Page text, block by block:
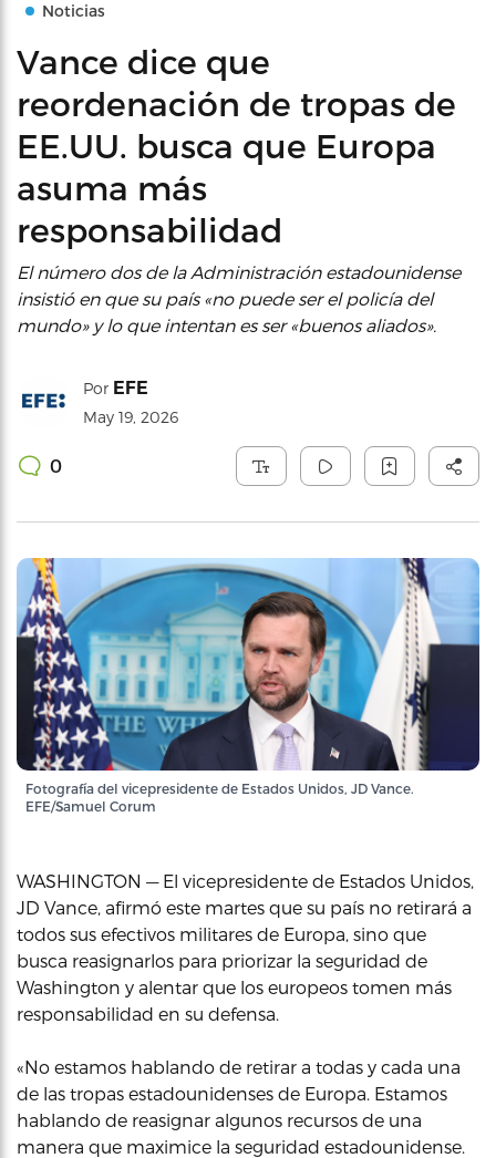
Noticias
Vance dice que
reordenación de tropas de
EE.UU. busca que Europa
asuma más
responsabilidad
El número dos de la Administración estadounidense
insistió en que su país «no puede ser el policía del
mundo» y lo que intentan es ser «buenos aliados».
Por EFE
May 19, 2026
0
Fotografía del vicepresidente de Estados Unidos, JD Vance.
EFE/Samuel Corum
WASHINGTON — El vicepresidente de Estados Unidos,
JD Vance, afirmó este martes que su país no retirará a
todos sus efectivos militares de Europa, sino que
busca reasignarlos para priorizar la seguridad de
Washington y alentar que los europeos tomen más
responsabilidad en su defensa.
«No estamos hablando de retirar a todas y cada una
de las tropas estadounidenses de Europa. Estamos
hablando de reasignar algunos recursos de una
manera que maximice la seguridad estadounidense.